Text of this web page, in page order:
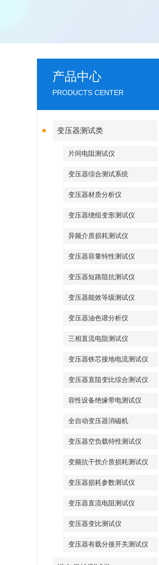
产品中心
PRODUCTS CENTER
变压器测试类
片间电阻测试仪
变压器综合测试系统
变压器材质分析仪
变压器绕组变形测试仪
异频介质损耗测试仪
变压器容量特性测试仪
变压器短路阻抗测试仪
变压器能效等级测试仪
变压器油色谱分析仪
三相直流电阻测试仪
变压器铁芯接地电流测试仪
变压器直阻变比综合测试仪
容性设备绝缘带电测试仪
全自动变压器消磁机
变压器空负载特性测试仪
变频抗干扰介质损耗测试仪
变压器损耗参数测试仪
变压器直流电阻测试仪
变压器变比测试仪
变压器有载分接开关测试仪